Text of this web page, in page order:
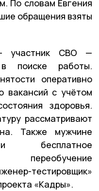
По словам Евгения
обращения взяты
участник СВО —
поиске работы.
оперативно
вакансий с учётом
здоровья.
рассматривают
Также мужчине
бесплатное
переобучение
тестировщик»
«Кадры».